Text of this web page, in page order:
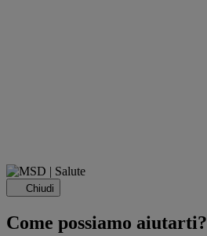
Chiudi
Come possiamo aiutarti?